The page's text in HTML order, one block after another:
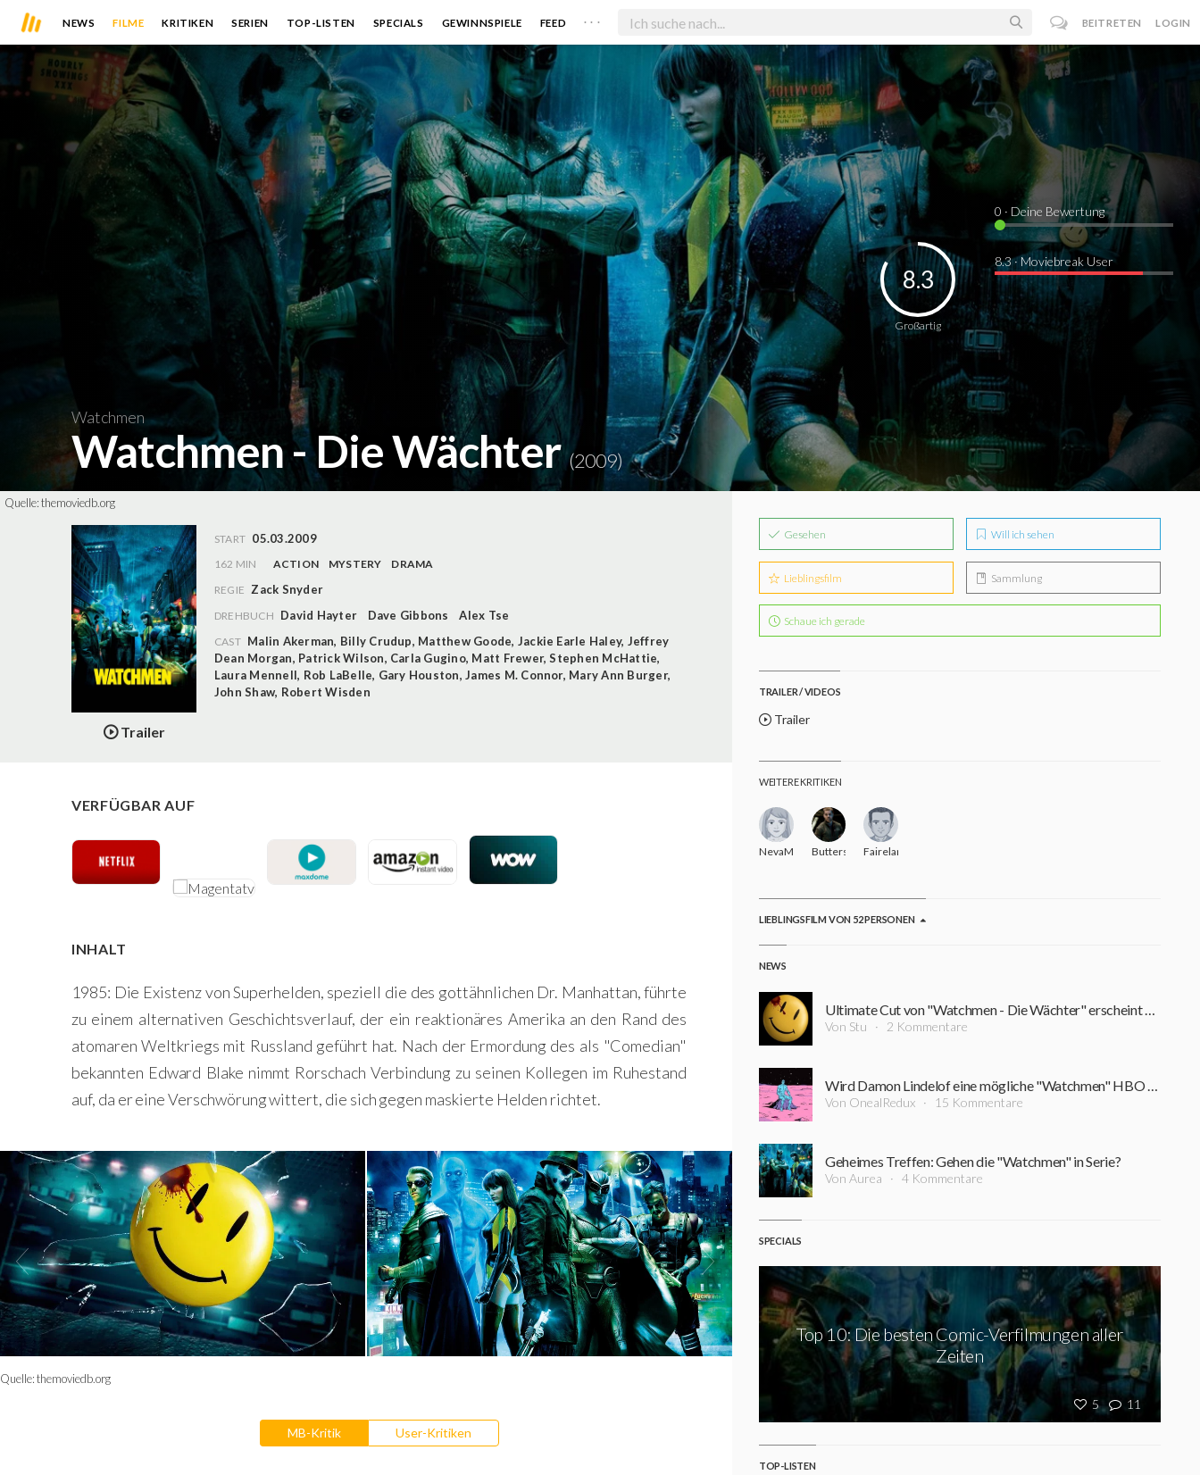
NEWS FILME KRITIKEN SERIEN TOP-LISTEN SPECIALS GEWINNSPIELE FEED . . . BEITRETEN LOGIN
Watchmen
Watchmen - Die Wächter(2009)
Großartig
8.3
0 · Deine Bewertung
8.3 · Moviebreak User
Quelle:themoviedb.org
Trailer
START 05.03.2009
162 MIN ACTION MYSTERY
DRAMA
REGIE Zack Snyder
DREHBUCH David Hayter Dave Gibbons Alex Tse
CAST Malin Akerman, Billy Crudup, Matthew Goode, Jackie Earle Haley, Jeffrey
Dean Morgan, Patrick Wilson, Carla Gugino, Matt Frewer,Stephen McHattie,
Laura Mennell, Rob LaBelle, Gary Houston,James M. Connor, Mary Ann Burger,
John Shaw, Robert Wisden
VERFÜGBAR AUF
INHALT
1985: Die Existenz von Superhelden, speziell die des gottähnlichen Dr. Manhattan, führte
zu einem alternativen Geschichtsverlauf, der ein reaktionäres Amerika an den Rand des
atomaren Weltkriegs mit Russland geführt hat. Nach der Ermordung des als "Comedian"
bekannten Edward Blake nimmt Rorschach Verbindung zu seinen Kollegen im Ruhestand
auf, da er eine Verschwörung wittert, die sich gegen maskierte Helden richtet.
Quelle:themoviedb.org
MB-Kritik User-Kritiken
Gesehen Will ich sehen
Lieblingsfilm Sammlung
Schaue ich gerade
TRAILER / VIDEOS
Trailer
WEITERE KRITIKEN
NevaMasquarade
Butters Fairelane
LIEBLINGSFILM VON 52 PERSONEN
NEWS
Ultimate Cut von "Watchmen - Die Wächter" erscheint nun endlich auch in Deutschland
Von Stu 2 Kommentare
Wird Damon Lindelof eine mögliche "Watchmen" HBO Serie umsetzen?
Von OnealRedux 15 Kommentare
Geheimes Treffen: Gehen die "Watchmen" in Serie?
Von Aurea 4 Kommentare
SPECIALS
5 11
Top 10: Die besten Comic-Verfilmungen aller
Zeiten
TOP-LISTEN